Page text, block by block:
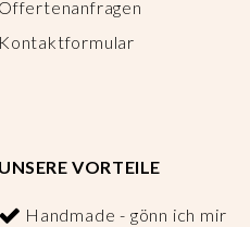
Offertenanfragen
Kontaktformular
UNSERE VORTEILE
Handmade - gönn ich mir